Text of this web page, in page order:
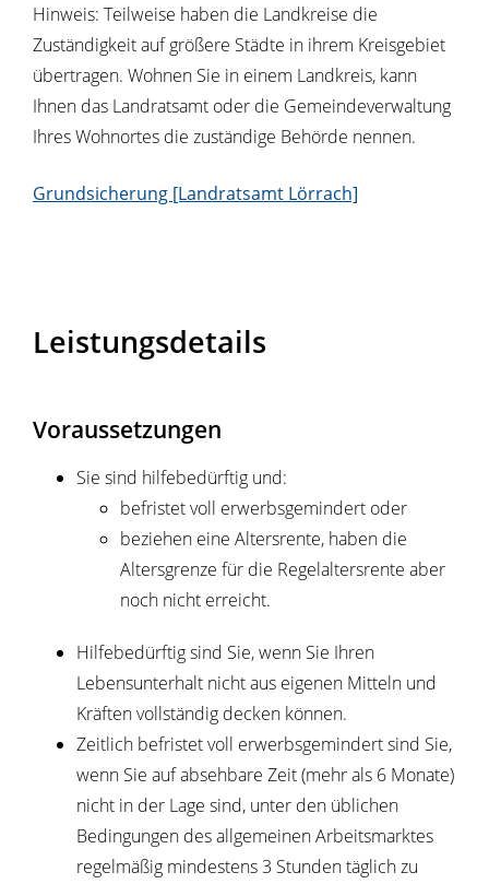
Hinweis: Teilweise haben die Landkreise die
Zuständigkeit auf größere Städte in ihrem Kreisgebiet
übertragen. Wohnen Sie in einem Landkreis, kann
Ihnen das Landratsamt oder die Gemeindeverwaltung
Ihres Wohnortes die zuständige Behörde nennen.
Grundsicherung [Landratsamt Lörrach]
Leistungsdetails
Voraussetzungen
Sie sind hilfebedürftig und:
befristet voll erwerbsgemindert oder
beziehen eine Altersrente, haben die
Altersgrenze für die Regelaltersrente aber
noch nicht erreicht.
Hilfebedürftig sind Sie, wenn Sie Ihren
Lebensunterhalt nicht aus eigenen Mitteln und
Kräften vollständig decken können.
Zeitlich befristet voll erwerbsgemindert sind Sie,
wenn Sie auf absehbare Zeit (mehr als 6 Monate)
nicht in der Lage sind, unter den üblichen
Bedingungen des allgemeinen Arbeitsmarktes
regelmäßig mindestens 3 Stunden täglich zu